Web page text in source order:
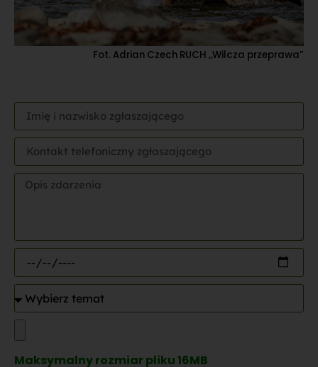
Fot. Adrian Czech RUCH „Wilcza przeprawa”
Maksymalny rozmiar pliku 16MB